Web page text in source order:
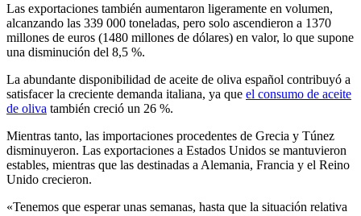
Las exportaciones también aumentaron ligeramente en volumen,
alcanzando las 339 000 toneladas, pero solo ascendieron a 1370
millones de euros (1480 millones de dólares) en valor, lo que supone
una disminución del 8,5 %.
La abundante disponibilidad de aceite de oliva español contribuyó a
satisfacer la creciente demanda italiana, ya que el consumo de aceite
de oliva también creció un 26 %.
Mientras tanto, las importaciones procedentes de Grecia y Túnez
disminuyeron. Las exportaciones a Estados Unidos se mantuvieron
estables, mientras que las destinadas a Alemania, Francia y el Reino
Unido crecieron.
«Tenemos que esperar unas semanas, hasta que la situación relativa